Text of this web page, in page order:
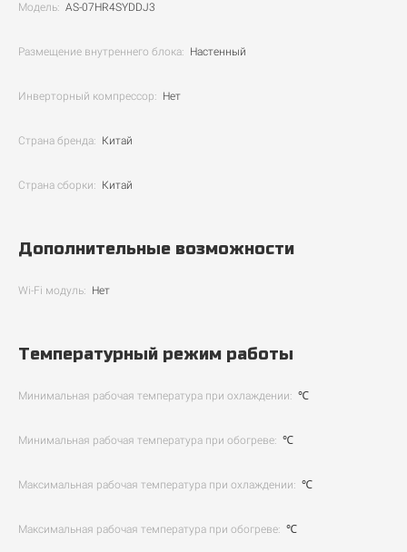
Модель: AS-07HR4SYDDJ3
Размещение внутреннего блока: Настенный
Инверторный компрессор: Нет
Страна бренда: Китай
Страна сборки: Китай
Дополнительные возможности
Wi-Fi модуль: Нет
Температурный режим работы
Минимальная рабочая температура при охлаждении: ℃
Минимальная рабочая температура при обогреве: ℃
Максимальная рабочая температура при охлаждении: ℃
Максимальная рабочая температура при обогреве: ℃